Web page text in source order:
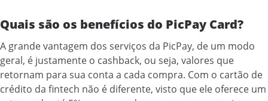
Quais são os benefícios do PicPay Card?
A grande vantagem dos serviços da PicPay, de um modo
geral, é justamente o cashback, ou seja, valores que
retornam para sua conta a cada compra. Com o cartão de
crédito da fintech não é diferente, visto que ele oferece um